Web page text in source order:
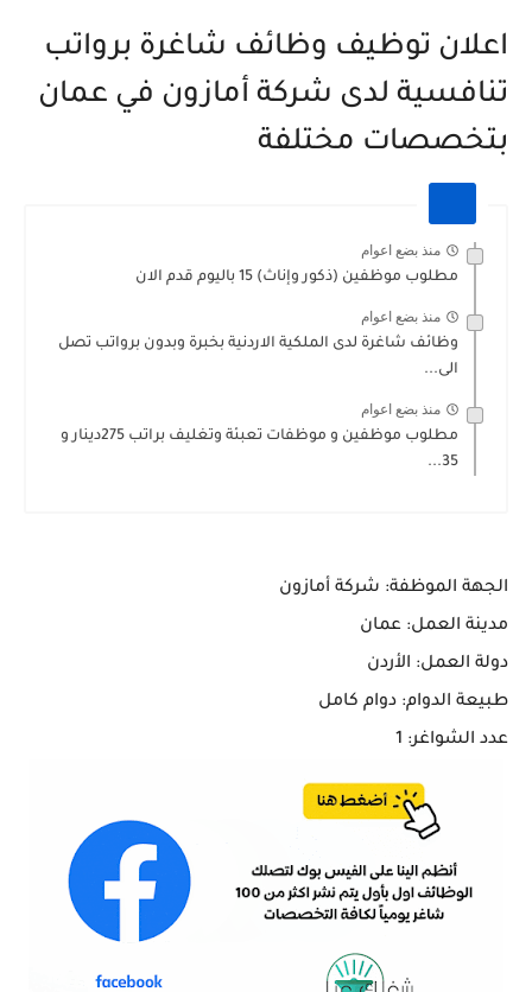
اعلان توظيف وظائف شاغرة برواتب
تنافسية لدى شركة أمازون في عمان
بتخصصات مختلفة
منذ بضع اعوام
مطلوب موظفين (ذكور وإناث) 15 باليوم قدم الان
منذ بضع اعوام
وظائف شاغرة لدى الملكية الاردنية بخبرة وبدون برواتب تصل
الى...
منذ بضع اعوام
مطلوب موظفين و موظفات تعبئة وتغليف براتب 275دينار و
35...
الجهة الموظفة: شركة أمازون
مدينة العمل: عمان
دولة العمل: الأردن
طبيعة الدوام: دوام كامل
عدد الشواغر: 1